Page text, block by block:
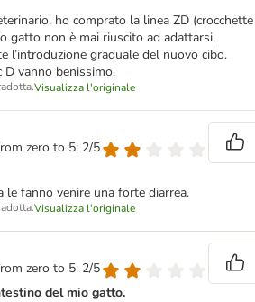
ho comprato la linea ZD (crocchette
gatto non è mai riuscito ad adattarsi,
l’introduzione graduale del nuovo cibo.
D vanno benissimo.
Visualizza l'originale
zero to 5: 2/5
le fanno venire una forte diarrea.
Visualizza l'originale
zero to 5: 2/5
del mio gatto.